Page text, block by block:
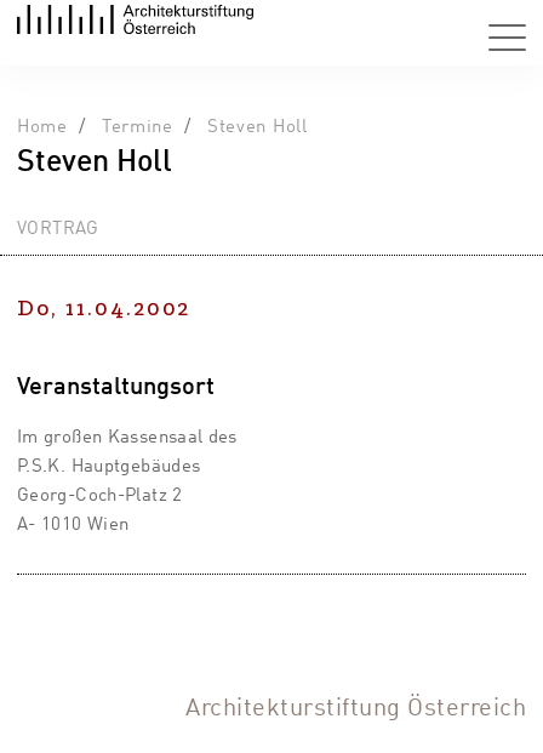
Home Termine Steven Holl
Steven Holl
VORTRAG
Do, 11.04.2002
Veranstaltungsort
Im großen Kassensaal des
P.S.K. Hauptgebäudes
Georg-Coch-Platz 2
A- 1010 Wien
Architekturstiftung Österreich